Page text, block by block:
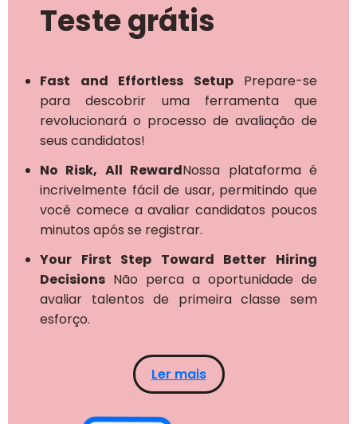
Teste grátis
Fast and Effortless SetupPrepare-se
para descobrir uma ferramenta que
revolucionará o processo de avaliação de
seus candidatos!
No Risk, All RewardNossa plataforma é
incrivelmente fácil de usar, permitindo que
você comece a avaliar candidatos poucos
minutos após se registrar.
Your First Step Toward Better Hiring
Decisions Não perca a oportunidade de
avaliar talentos de primeira classe sem
esforço.
Ler mais